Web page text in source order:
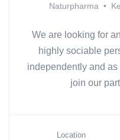
Naturpharma •
We are looking for
highly sociable
independently and
join our
Location